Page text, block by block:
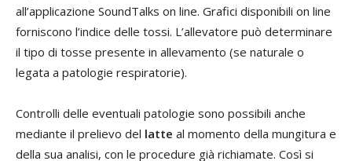
all’applicazione SoundTalks on line. Grafici disponibili on line
forniscono l’indice delle tossi. L’allevatore può determinare
il tipo di tosse presente in allevamento (se naturale o
legata a patologie respiratorie).
Controlli delle eventuali patologie sono possibili anche
mediante il prelievo del latte al momento della mungitura e
della sua analisi, con le procedure già richiamate. Così si